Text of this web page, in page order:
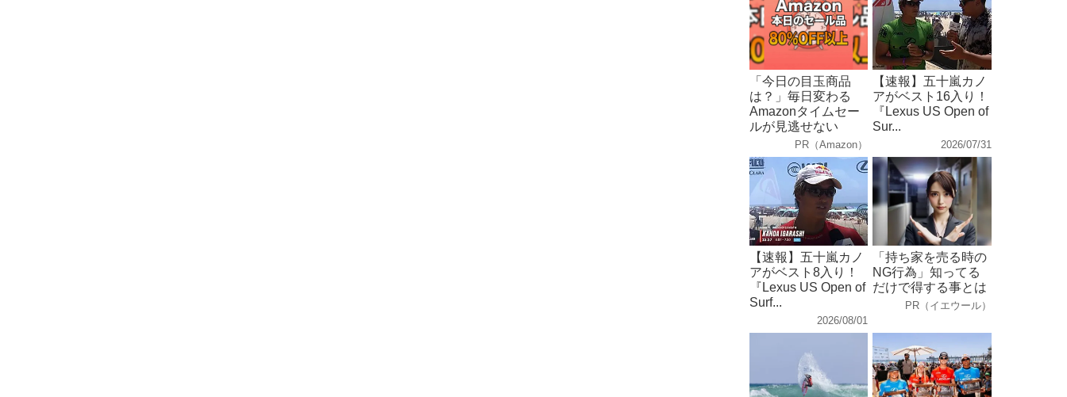
「今日の目玉商品
は？」毎日変わる
Amazonタイムセー
ルが見逃せない
PR（Amazon）
【速報】五十嵐カノ
アがベスト16入り！
『Lexus US Open of
Sur...
2026/07/31
【速報】五十嵐カノ
アがベスト8入り！
『Lexus US Open of
Surf...
2026/08/01
「持ち家を売る時の
NG行為」知ってる
だけで得する事とは
PR（イエウール）